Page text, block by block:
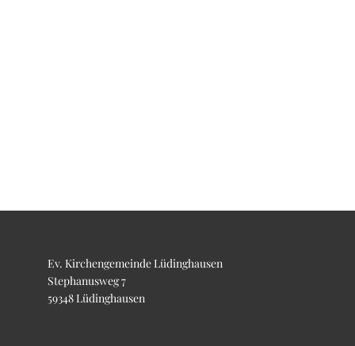
Ev. Kirchengemeinde Lüdinghausen
Stephanusweg 7
59348 Lüdinghausen